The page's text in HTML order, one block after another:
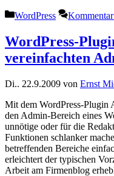
Kategorien
WordPress
WordPress-
vereinfachten
Di.. 22.9.2009 von Ernst
Mit dem WordPress-Plugin
den Admin-Bereich eines
unnötige oder für die
Funktionen schlanker
betreffenden Bereiche
erleichtert der typischen
Arbeit am Firmenblog